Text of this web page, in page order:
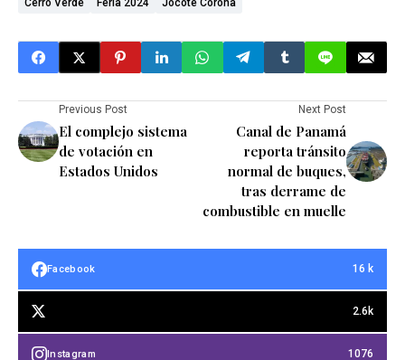
Cerro Verde Feria 2024 Jocote Corona
Previous Post
El complejo sistema
de votación en
Estados Unidos
Next Post
Canal de Panamá
reporta tránsito
normal de buques,
tras derrame de
combustible en muelle
Facebook 16 k
2.6k
Instagram 1076